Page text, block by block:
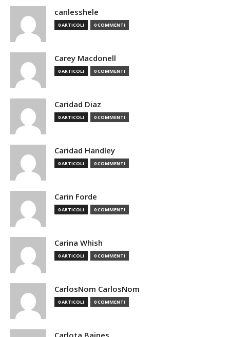
canlesshele
0 ARTICOLI 0 COMMENTI
Carey Macdonell
0 ARTICOLI 0 COMMENTI
Caridad Diaz
0 ARTICOLI 0 COMMENTI
Caridad Handley
0 ARTICOLI 0 COMMENTI
Carin Forde
0 ARTICOLI 0 COMMENTI
Carina Whish
0 ARTICOLI 0 COMMENTI
CarlosNom CarlosNom
0 ARTICOLI 0 COMMENTI
Carlota Baines